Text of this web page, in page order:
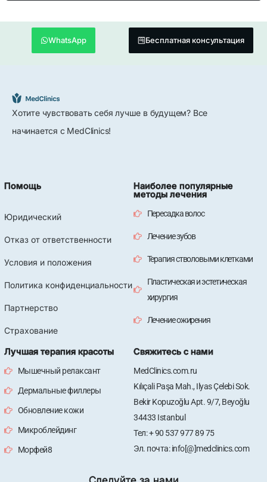
WhatsApp Бесплатная консультация
Хотите чувствовать себя лучше в будущем? Все
начинается с MedClinics!
Помощь
Юридический
Отказ от ответственности
Условия и положения
Политика конфиденциальности
Партнерство
Страхование
Наиболее популярные
методы лечения
Пересадка волос
Лечение зубов
Терапия стволовыми клетками
Пластическая и эстетическая
хирургия
Лечение ожирения
Лучшая терапия красоты
Мышечный релаксант
Дермальные филлеры
Обновление кожи
Микроблейдинг
Морфей8
Свяжитесь с нами
MedClinics.com.ru
Kılıçali Paşa Mah., Ilyas Çelebi Sok.
Bekir Kopuzoğlu Apt. 9/7, Beyoğlu
34433 Istanbul
Тел: + 90 537 977 89 75
Эл. почта: info[@]medclinics.com